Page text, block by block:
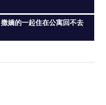
嬌的一起住在公寓回不去